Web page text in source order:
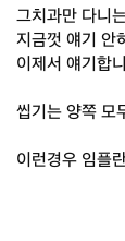
그치과만 다니
지금껏 얘기 안
이제서 얘기합
씹기는 양쪽 모
이런경우 임플